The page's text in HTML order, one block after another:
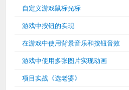
自定义游戏鼠标光标
游戏中按钮的实现
在游戏中使用背景音乐和按钮音效
游戏中使用多张图片实现动画
项目实战《选老婆》